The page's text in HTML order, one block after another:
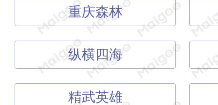
重庆森林
纵横四海
精武英雄